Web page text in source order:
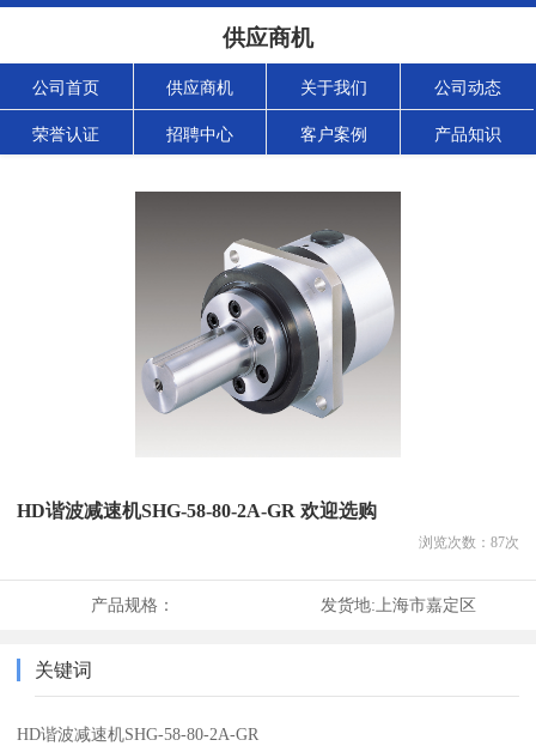
供应商机
公司首页 供应商机 关于我们 公司动态
荣誉认证 招聘中心 客户案例 产品知识
HD谐波减速机SHG-58-80-2A-GR 欢迎选购
浏览次数： 87次
产品规格： 发货地: 上海市嘉定区
关键词
HD谐波减速机SHG-58-80-2A-GR